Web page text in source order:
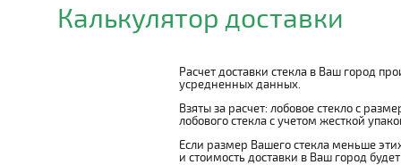
Калькулятор доставки
Расчет доставки стекла в Ваш город
усредненных данных.
Взяты за расчет: лобовое стекло с
лобового стекла с учетом жесткой
Если размер Вашего стекла меньше
и стоимость доставки в Ваш город